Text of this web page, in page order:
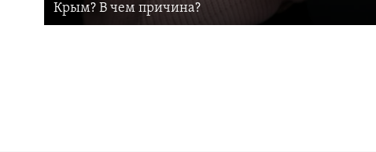
Крым? В чем причина?